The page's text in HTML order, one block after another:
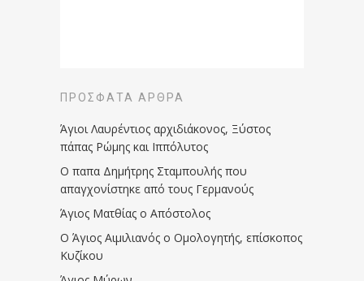
ΠΡΌΣΦΑΤΑ ΆΡΘΡΑ
Άγιοι Λαυρέντιος αρχιδιάκονος, Ξύστος
πάπας Ρώμης και Ιππόλυτος
Ο παπα Δημήτρης Σταμπουλής που
απαγχονίστηκε από τους Γερμανούς
Άγιος Ματθίας ο Απόστολος
Ο Άγιος Αιμιλιανός ο Ομολογητής, επίσκοπος
Κυζίκου